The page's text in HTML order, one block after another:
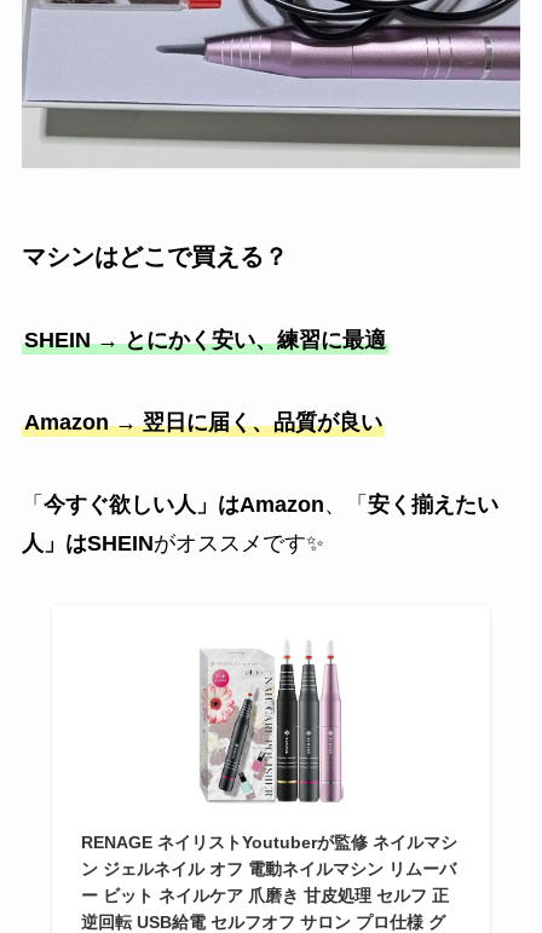
マシンはどこで買える？
SHEIN → とにかく安い、練習に最適
Amazon → 翌日に届く、品質が良い
「 今すぐ欲しい人」はAmazon、「 安く揃えたい
人」はSHEINがオススメです✨️
RENAGE ネイリストYoutuberが監修 ネイルマシ
ン ジェルネイル オフ 電動ネイルマシン リムーバ
ー ビット ネイルケア 爪磨き 甘皮処理 セルフ 正
逆回転 USB給電 セルフオフ サロン プロ仕様 グ